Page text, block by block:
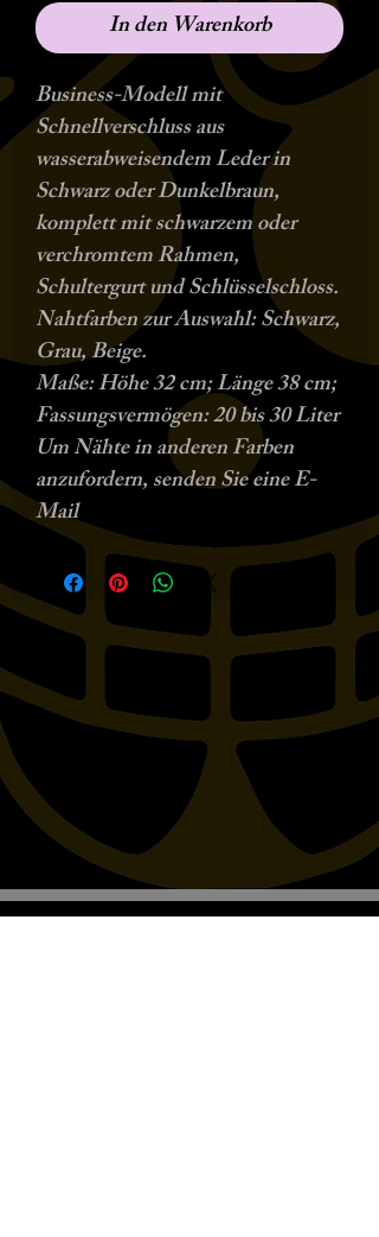
In den Warenkorb
Business-Modell mit
Schnellverschluss aus
wasserabweisendem Leder in
Schwarz oder Dunkelbraun,
komplett mit schwarzem oder
verchromtem Rahmen,
Schultergurt und Schlüsselschloss.
Nahtfarben zur Auswahl: Schwarz,
Grau, Beige.
Maße: Höhe 32 cm; Länge 38 cm;
Fassungsvermögen: 20 bis 30 Liter
Um Nähte in anderen Farben
anzufordern, senden Sie eine E-
Mail